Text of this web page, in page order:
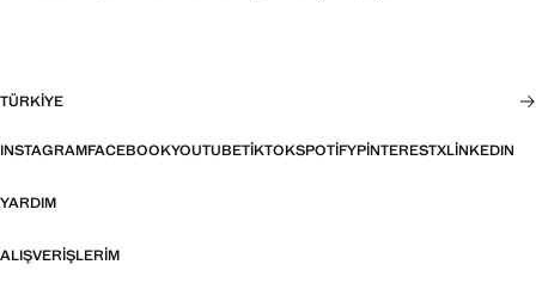
TÜRKIYE
INSTAGRAMFACEBOOKYOUTUBETIKTOKSPOTIFYPINTERESTXLINKEDIN
YARDIM
ALIŞVERIŞLERIM